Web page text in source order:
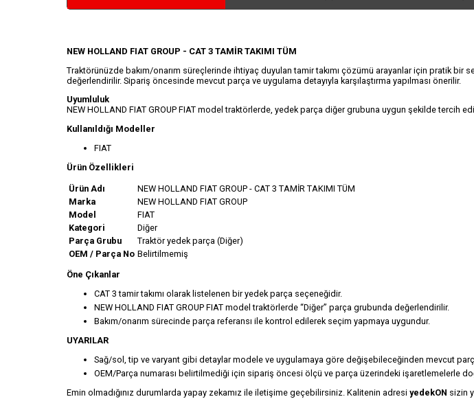
NEW HOLLAND FIAT GROUP - CAT 3 TAMİR TAKIMI TÜM
Traktörünüzde bakım/onarım süreçlerinde ihtiyaç duyulan tamir takımı çözümü arayanlar için pratik bir
değerlendirilir. Sipariş öncesinde mevcut parça ve uygulama detayıyla karşılaştırma yapılması önerilir.
Uyumluluk
NEW HOLLAND FIAT GROUP FIAT model traktörlerde, yedek parça diğer grubuna uygun şekilde tercih
Kullanıldığı Modeller
FIAT
Ürün Özellikleri
Ürün Adı
NEW HOLLAND FIAT GROUP - CAT 3 TAMİR TAKIMI TÜM
Marka
NEW HOLLAND FIAT GROUP
Model
FIAT
Kategori
Diğer
Parça Grubu
Traktör yedek parça (Diğer)
OEM / Parça No Belirtilmemiş
Öne Çıkanlar
CAT 3 tamir takımı olarak listelenen bir yedek parça seçeneğidir.
NEW HOLLAND FIAT GROUP FIAT model traktörlerde “Diğer” parça grubunda değerlendirilir.
Bakım/onarım sürecinde parça referansı ile kontrol edilerek seçim yapmaya uygundur.
UYARILAR
Sağ/sol, tip ve varyant gibi detaylar modele ve uygulamaya göre değişebileceğinden mevcut
OEM/Parça numarası belirtilmediği için sipariş öncesi ölçü ve parça üzerindeki işaretlemelerle
Emin olmadığınız durumlarda yapay zekamız ile iletişime geçebilirsiniz. Kalitenin adresi yedekON sizin